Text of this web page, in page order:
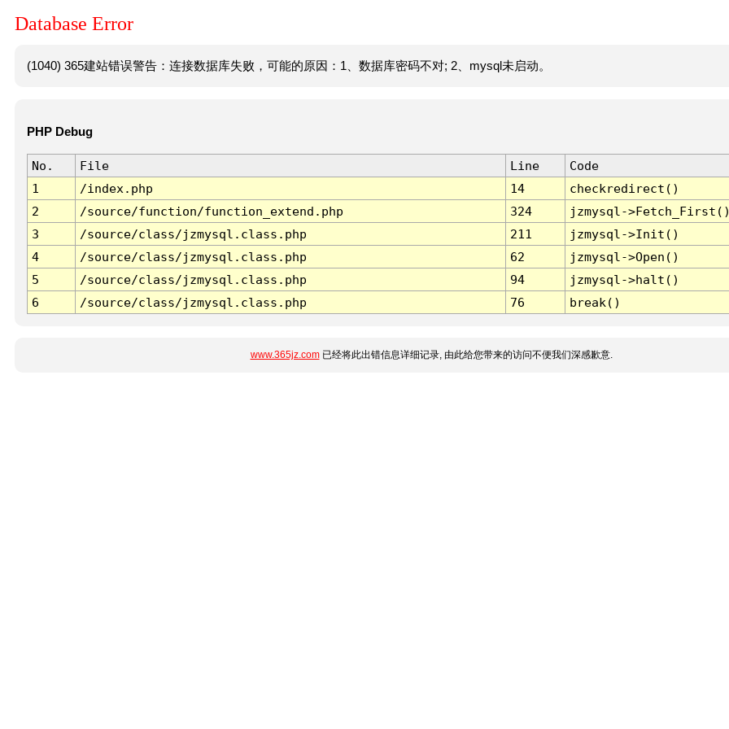
Database Error
(1040) 365建站错误警告：连接数据库失败，可能的原因：1、数据库密码不对; 2、mysql未启动。
PHP Debug
No. File Line
Code
1
/index.php 14
checkredirect()
2
/source/function/function_extend.php 324
jzmysql-
3
/source/class/jzmysql.class.php 211
jzmysql->Init()
4
/source/class/jzmysql.class.php 62
jzmysql->Open()
5
/source/class/jzmysql.class.php 94
jzmysql->halt()
6
/source/class/jzmysql.class.php 76 break()
www.365jz.com已经将此出错信息详细记录, 由此给您带来的访问不便我们深感歉意.